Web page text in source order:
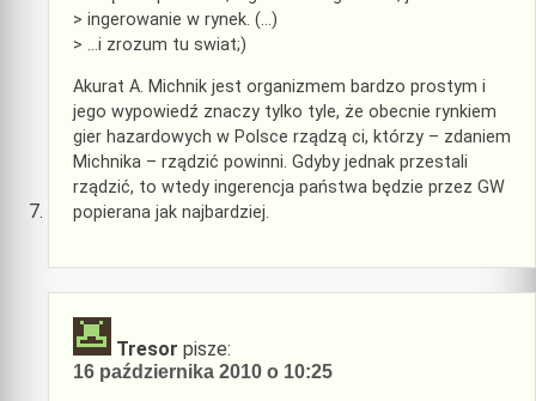
> ingerowanie w rynek. (…)
> …i zrozum tu swiat;)
Akurat A. Michnik jest organizmem bardzo prostym i
jego wypowiedź znaczy tylko tyle, że obecnie rynkiem
gier hazardowych w Polsce rządzą ci, którzy – zdaniem
Michnika – rządzić powinni. Gdyby jednak przestali
rządzić, to wtedy ingerencja państwa będzie przez GW
popierana jak najbardziej.
Tresor pisze:
16 października 2010 o 10:25